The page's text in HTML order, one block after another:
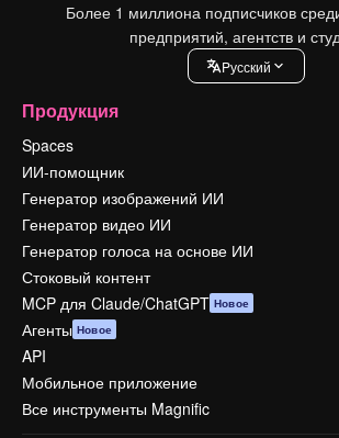
Более 1 миллиона подписчиков
предприятий, агентств и
Pусский
Продукция
Spaces
ИИ-помощник
Генератор изображений ИИ
Генератор видео ИИ
Генератор голоса на основе ИИ
Стоковый контент
MCP для Claude/ChatGPT Новое
Агенты Новое
API
Мобильное приложение
Все инструменты Magnific